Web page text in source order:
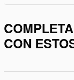
CON